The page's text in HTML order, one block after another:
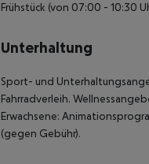
Frühstück (von 07:00 - 10:30
Unterhaltung
Sport- und
Fahrradverleih.
Erwachsene:
(gegen Gebühr).